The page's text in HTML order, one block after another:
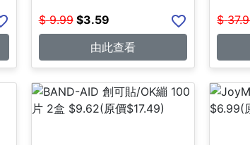
$ 9.99 $3.59
由此查看
$